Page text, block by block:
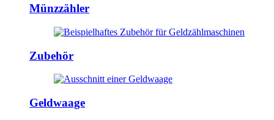
Münzzähler
Zubehör
Geldwaage